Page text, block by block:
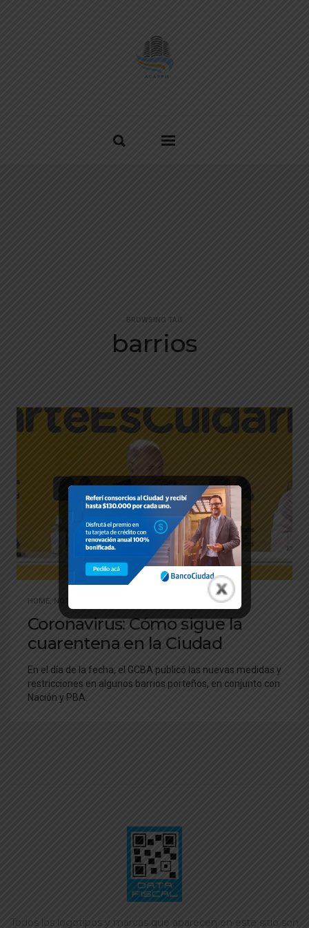
BROWSING TAG
barrios
HOME, NOTICIAS
Coronavirus: Cómo sigue la
cuarentena en la Ciudad
En el día de la fecha, el GCBA publicó las nuevas medidas y
restricciones en algunos barrios porteños, en conjunto con
Nación y PBA.
Todos los logotipos y marcas que aparecen en este sitio son